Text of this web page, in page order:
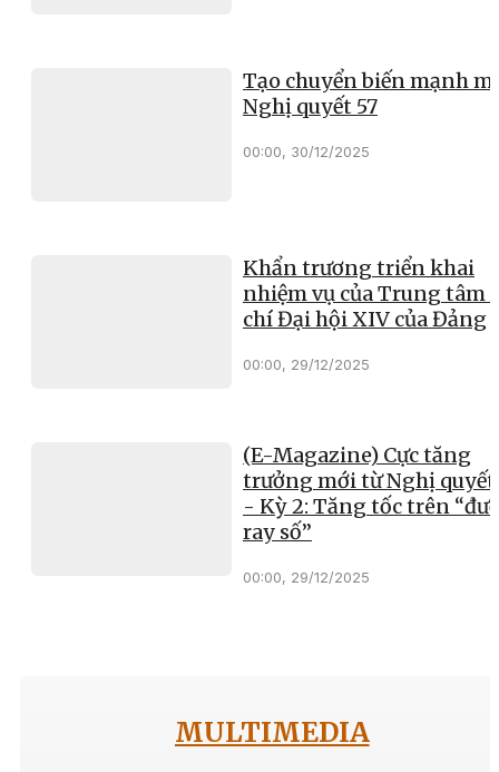
Tạo chuyển biến mạnh
Nghị quyết 57
00:00, 30/12/2025
Khẩn trương triển khai
nhiệm vụ của Trung tâm
chí Đại hội XIV của Đảng
00:00, 29/12/2025
(E-Magazine) Cực tăng
trưởng mới từ Nghị quyết
- Kỳ 2: Tăng tốc trên
ray số”
00:00, 29/12/2025
MULTIMEDIA